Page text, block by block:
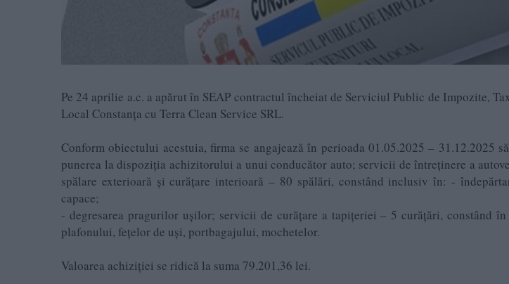
Pe 24 aprilie a.c. a apărut în SEAP contractul încheiat de Serviciul Public de Impozite,
Local Constanța cu Terra Clean Service SRL.
Conform obiectului acestuia, firma se angajează în perioada 01.05.2025 – 31.12.2025
punerea la dispoziția achizitorului a unui conducător auto; servicii de întreținere a
spălare exterioară și curățare interioară – 80 spălări, constând inclusiv în: -
capace;
- degresarea pragurilor ușilor; servicii de curățare a tapițeriei – 5 curățări, constând
plafonului, fețelor de uși, portbagajului, mochetelor.
Valoarea achiziției se ridică la suma 79.201,36 lei.